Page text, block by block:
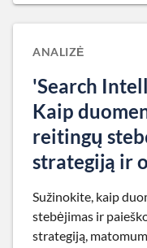
ANALIZĖ
'Search
Kaip
reitingų
strategiją ir
Sužinokite, kaip
stebėjimas ir
strategiją,